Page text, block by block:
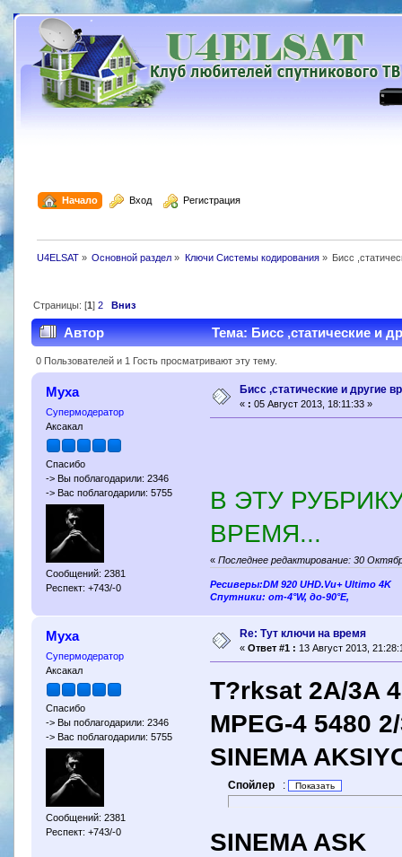
Начало Вход Регистрация
U4ELSAT» Основной раздел » Ключи Системы кодирования» Бисс
Страницы: [1] 2 Вниз
Автор Тема: Бисс ,статические и
0 Пользователей и 1 Гость просматривают эту тему.
Муха
Супермодератор
Аксакал
Спасибо
-> Вы поблагодарили: 2346
-> Вас поблагодарили: 5755
Сообщений: 2381
Респект: +743/-0
Бисс ,статические и другие
« : 05 Август 2013, 18:11:33 »
В ЭТУ
ВРЕМЯ...
«Последнее редактирование: 30
Ресиверы:DM 920 UHD.Vu+ Ultimo 4K
Спутники: от-4°W, до-90°E,
Муха
Супермодератор
Аксакал
Спасибо
-> Вы поблагодарили: 2346
-> Вас поблагодарили: 5755
Сообщений: 2381
Респект: +743/-0
Re: Тут ключи на время
« Ответ #1 : 13 Август 2013,
T?rksat 2A/3A
MPEG-4 5480
SINEMA
Спойлер :
SINEMA ASK